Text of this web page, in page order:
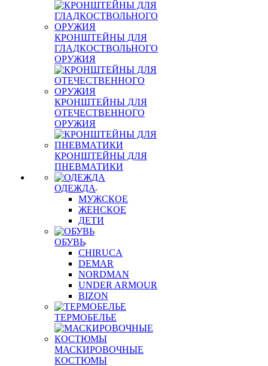
КРОНШТЕЙНЫ ДЛЯ
ГЛАДКОСТВОЛЬНОГО
ОРУЖИЯ
КРОНШТЕЙНЫ ДЛЯ
ОТЕЧЕСТВЕННОГО
ОРУЖИЯ
КРОНШТЕЙНЫ ДЛЯ
ПНЕВМАТИКИ
ОДЕЖДА
МУЖСКОЕ
ЖЕНСКОЕ
ДЕТИ
ОБУВЬ
CHIRUCA
DEMAR
NORDMAN
UNDER ARMOUR
BIZON
ТЕРМОБЕЛЬЕ
МАСКИРОВОЧНЫЕ
КОСТЮМЫ